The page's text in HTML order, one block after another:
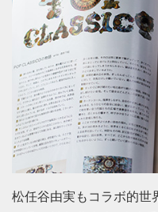
松任谷由実もコラボ的世